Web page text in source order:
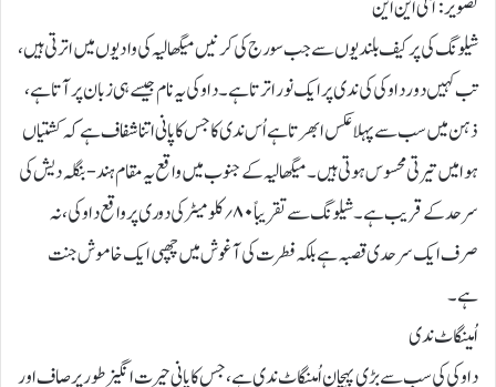
تصویر: آئی این این
شیلونگ کی پرکیف بلندیوں سے جب سورج کی کرنیں میگھالیہ کی وادیوں میں اترتی ہیں،
تب کہیں دور داوکی کی ندی پر ایک نور اترتا ہے۔ داوکی یہ نام جیسے ہی زبان پر آتا ہے،
ذہن میں سب سے پہلا عکس ابھرتا ہے اُس ندی کاجس کا پانی اتنا شفاف ہے کہ کشتیاں
ہوا میں تیرتی محسوس ہوتی ہیں۔ میگھالیہ کے جنوب میں واقع یہ مقام ہند-بنگلہ دیش کی
سرحد کے قریب ہے۔ شیلونگ سے تقریباً ۸۰؍کلومیٹر کی دوری پر واقع داوکی، نہ
صرف ایک سرحدی قصبہ ہے بلکہ فطرت کی آغوش میں چھپی ایک خاموش جنت
ہے۔
اُمینگاٹ ندی
داوکی کی سب سے بڑی پہچان اُمینگاٹ ندی ہے، جس کا پانی حیرت انگیز طور پر صاف اور